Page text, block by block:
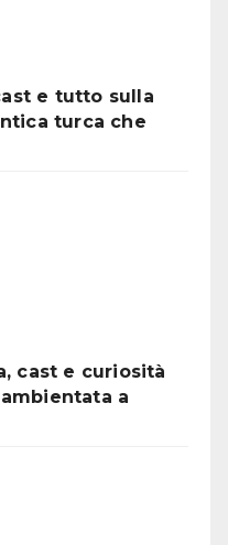
e tutto sulla
turca che
cast e curiosità
a